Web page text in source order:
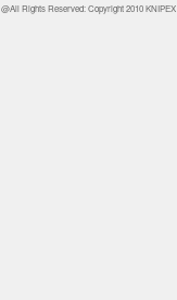
@All Rights Reserved: Copyright 2010 KNIPEX